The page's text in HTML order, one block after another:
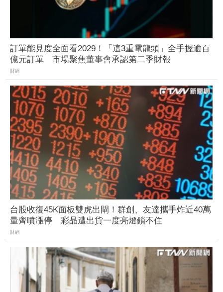
訂單能見度全面看2029！「這3重電龍頭」全手握逾百
億元訂單 市場聚焦董事會承認第二季財報
財經
台股收復45K面板雙虎出閘！群創、友達攜手炸近40萬
量齊噴漲停 彩晶遭出貨一度亮燈鎖不住
財經